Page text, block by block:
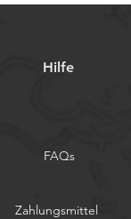
Hilfe
FAQs
Zahlungsmittel